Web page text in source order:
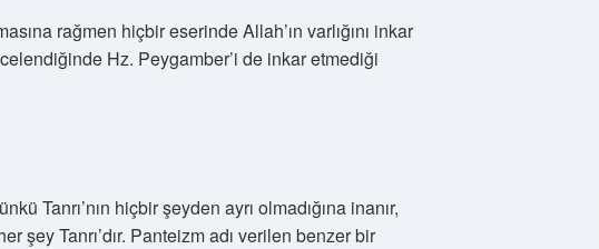
rağmen hiçbir eserinde Allah’ın varlığını inkar
Hz. Peygamber’i de inkar etmediği
Tanrı’nın hiçbir şeyden ayrı olmadığına inanır,
şey Tanrı’dır. Panteizm adı verilen benzer bir